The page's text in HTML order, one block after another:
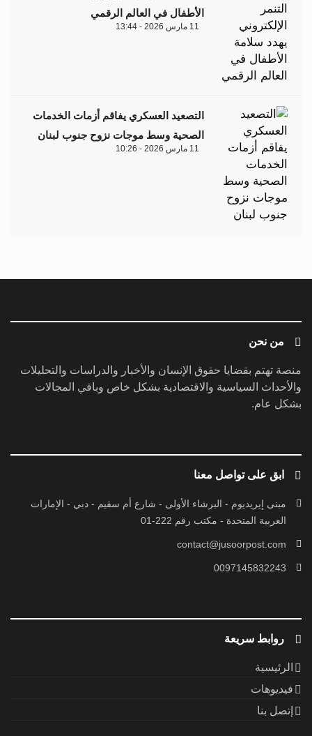
الأطفال في العالم الرقمي
11 مارس 2026 - 13:44
التصعيد العسكري يفاقم أزمات الخدمات
الصحية وسط موجات نزوح جنوب لبنان
11 مارس 2026 - 10:26
من نحن
منصة تهتم بقضايا حقوق الإنسان والأخبار والدراسات والتحليلات
والأحداث السياسية والاقتصادية بشكل خاص وباقي المجالات
بشكل عام.
ابق على تواصل معنا
مبنى إيريديوم - البرشاء الأولى - شارع أم سقيم - دبي - الإمارات
العربية المتحدة - مكتب رقم 222-01
contact@jusoorpost.com
0097145832243
روابط سريعة
الرئيسية
فيديوهات
إتصل بنا